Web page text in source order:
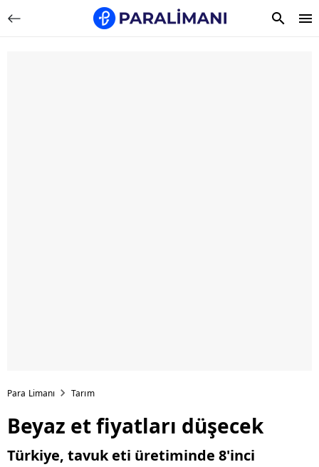
Para Limanı Tarım
Beyaz et fiyatları düşecek
Türkiye, tavuk eti üretiminde 8'inci